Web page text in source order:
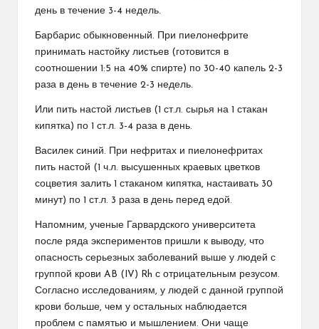
день в течение 3-4 недель.
Барбарис обыкновенный. При пиелонефрите
принимать настойку листьев (готовится в
соотношении 1:5 на 40% спирте) по 30-40 капель 2-3
раза в день в течение 2-3 недель.
Или пить настой листьев (1 ст.л. сырья на 1 стакан
кипятка) по 1 ст.л. 3-4 раза в день.
Василек синий. При нефритах и пиелонефритах
пить настой (1 ч.л. высушенных краевых цветков
соцветия залить 1 стаканом кипятка, настаивать 30
минут) по 1 ст.л. 3 раза в день перед едой.
Напомним, ученые Гарвардского университета
после ряда экспериментов пришли к выводу, что
опасность серьезных заболеваний выше у людей с
группой крови AB (IV) Rh с отрицательным резусом.
Согласно исследованиям, у людей с данной группой
крови больше, чем у остальных наблюдается
проблем с памятью и мышлением. Они чаще